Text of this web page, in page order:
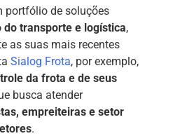
portfólio de soluções
do transporte e logística,
as suas mais recentes
Sialog Frota, por exemplo,
da frota e de seus
busca atender
empreiteiras e setor
.